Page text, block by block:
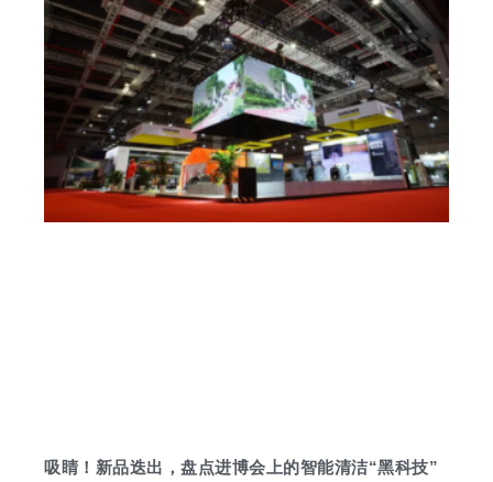
吸睛！新品迭出，盘点进博会上的智能清洁“黑科技”